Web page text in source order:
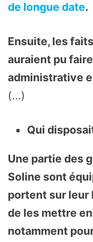
de longue date.
Ensuite, les
auraient pu faire
administrative
(…)
Qui
Une partie des
Soline sont
portent sur leur
de les mettre
notamment